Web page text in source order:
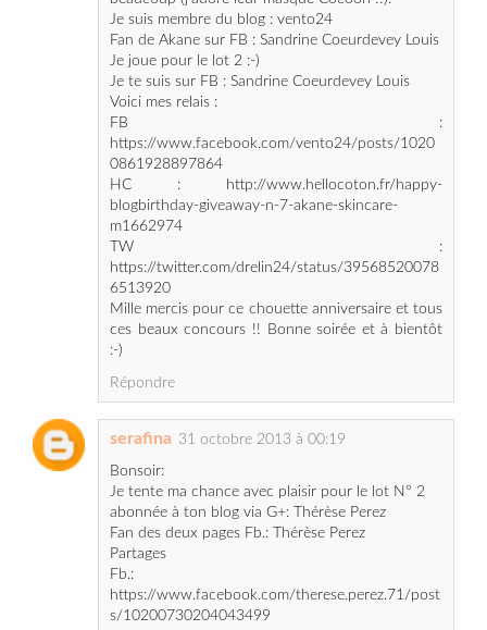
Je te suis sur FB : Sandrine Coeurdevey Louis
Voici mes relais :
FB :
https://www.facebook.com/vento24/posts/1020
0861928897864
HC : http://www.hellocoton.fr/happy-
blogbirthday-giveaway-n-7-akane-skincare-
m1662974
TW :
https://twitter.com/drelin24/status/39568520078
6513920
Mille mercis pour ce chouette anniversaire et tous
ces beaux concours !! Bonne soirée et à bientôt
:-)
Répondre
Bonsoir:
Je tente ma chance avec plaisir pour le lot N° 2
abonnée à ton blog via G+: Thérèse Perez
Fan des deux pages Fb.: Thérèse Perez
Partages
Fb.:
https://www.facebook.com/therese.perez.71/post
s/10200730204043499
G+:
https://plus.google.com/u/0/1115950471408890
05334/posts/94j8jG5H2X1